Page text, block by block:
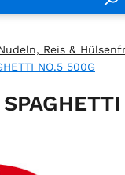
Reis &
NO.5 500G